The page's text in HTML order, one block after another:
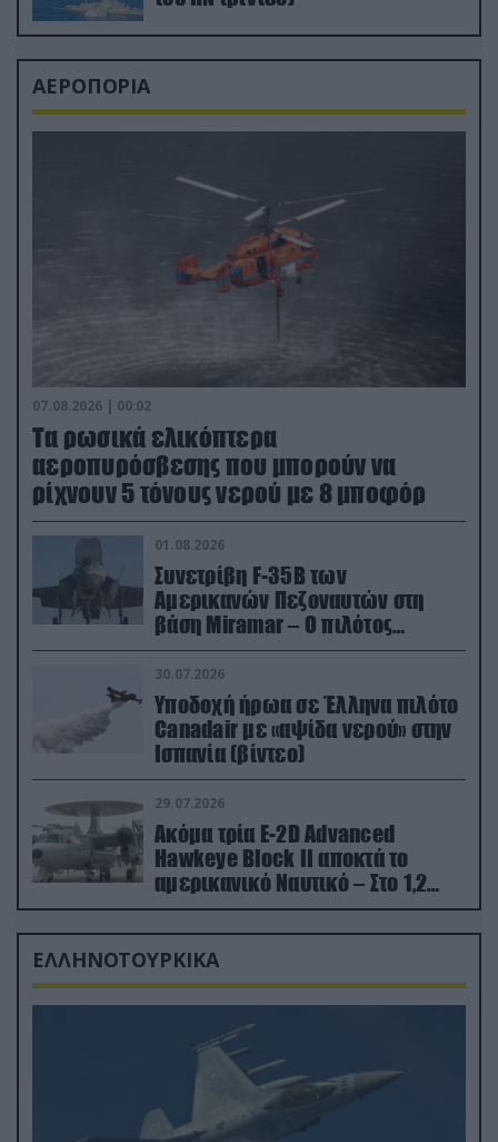
ΑΕΡΟΠΟΡΙΑ
07.08.2026 | 00:02
Τα ρωσικά ελικόπτερα
αεροπυρόσβεσης που μπορούν να
ρίχνουν 5 τόνους νερού με 8 μποφόρ
01.08.2026
Συνετρίβη F-35B των
Αμερικανών Πεζοναυτών στη
βάση Miramar – Ο πιλότος
εκτινάχθηκε εγκαίρως
30.07.2026
Υποδοχή ήρωα σε Έλληνα πιλότο
Canadair με «αψίδα νερού» στην
Ισπανία (βίντεο)
29.07.2026
Ακόμα τρία E-2D Advanced
Hawkeye Block II αποκτά το
αμερικανικό Ναυτικό – Στο 1,2
δισ.δολάρια το κόστος
ΕΛΛΗΝΟΤΟΥΡΚΙΚΑ